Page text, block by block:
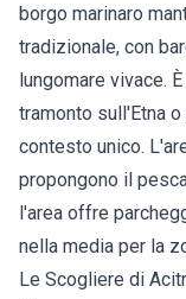
borgo marinaro
tradizionale, con
lungomare vivace.
tramonto sull'Etna
contesto unico.
propongono il
l'area offre
nella media per la
Le Scogliere di